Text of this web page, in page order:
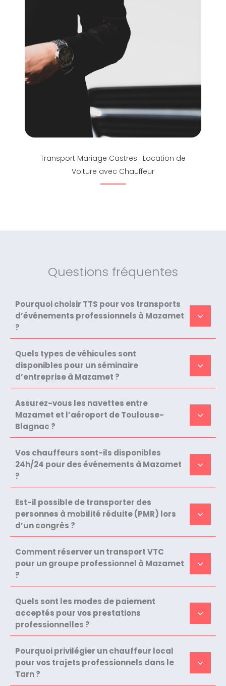
Transport Mariage Castres : Location de
Voiture avec Chauffeur
Questions fréquentes
Pourquoi choisir TTS pour vos transports
d’événements professionnels à Mazamet
?
Quels types de véhicules sont
disponibles pour un séminaire
d’entreprise à Mazamet ?
Assurez-vous les navettes entre
Mazamet et l’aéroport de Toulouse-
Blagnac ?
Vos chauffeurs sont-ils disponibles
24h/24 pour des événements à Mazamet
?
Est-il possible de transporter des
personnes à mobilité réduite (PMR) lors
d’un congrès ?
Comment réserver un transport VTC
pour un groupe professionnel à Mazamet
?
Quels sont les modes de paiement
acceptés pour vos prestations
professionnelles ?
Pourquoi privilégier un chauffeur local
pour vos trajets professionnels dans le
Tarn ?